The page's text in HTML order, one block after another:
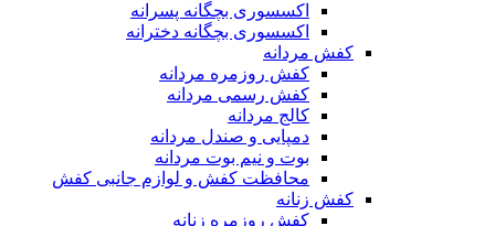
اکسسوری بچگانه پسرانه
اکسسوری بچگانه دخترانه
کفش مردانه
کفش روزمره مردانه
کفش رسمی مردانه
کالج مردانه
دمپایی و صندل مردانه
بوت و نیم بوت مردانه
محافظت کفش و لوازم جانبی کفش
کفش زنانه
کفش روزمره زنانه